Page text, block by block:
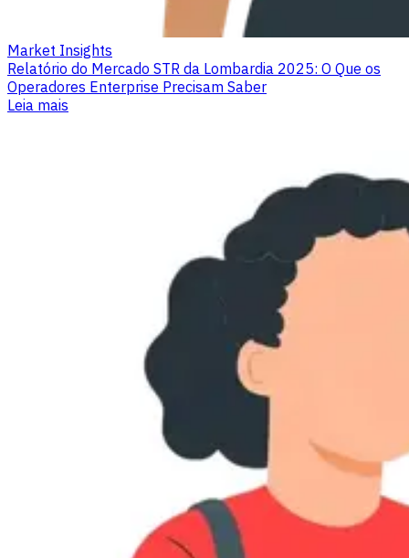
Market Insights
Relatório do Mercado STR da Lombardia 2025: O Que os
Operadores Enterprise Precisam Saber
Leia mais